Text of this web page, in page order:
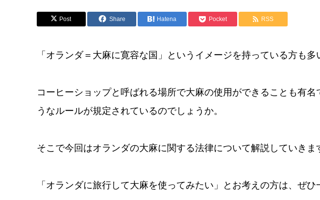
Post Share Hatena Pocket RSS
「オランダ＝大麻に寛容な国」というイメージを持っている方も多
コーヒーショップと呼ばれる場所で大麻の使用ができることも有
うなルールが規定されているのでしょうか。
そこで今回はオランダの大麻に関する法律について解説していきま
「オランダに旅行して大麻を使ってみたい」とお考えの方は、ぜひ